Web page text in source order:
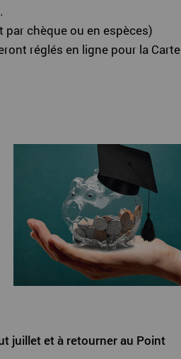
par chèque ou en espèces)
réglés en ligne pour la Carte
juillet et à retourner au Point